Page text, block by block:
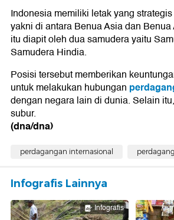
Indonesia memiliki letak yang
yakni di antara Benua Asia dan
itu diapit oleh dua samudera yaitu
Samudera Hindia.
Posisi tersebut memberikan
untuk melakukan hubungan
dengan negara lain di dunia. Selain
subur.
(dna/dna)
perdagangan internasional
Infografis Lainnya
Infografis